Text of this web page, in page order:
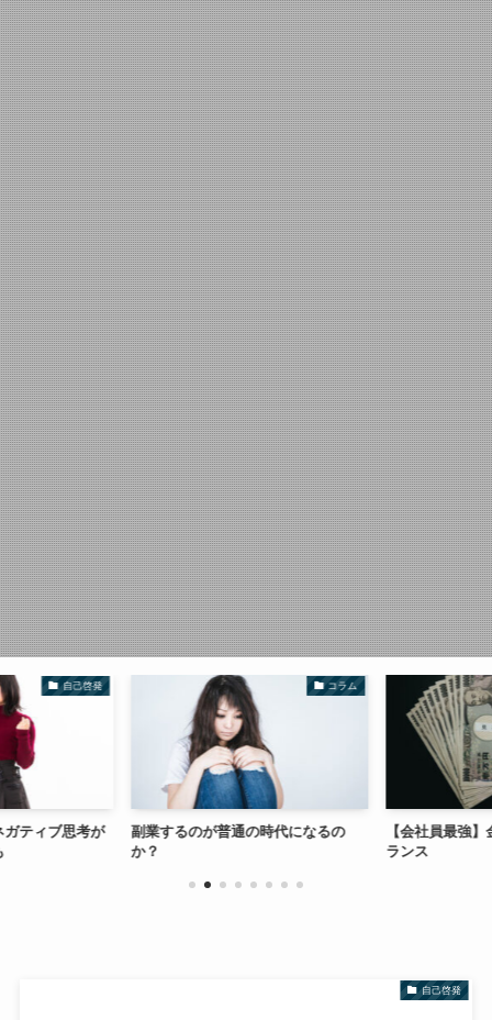
自己啓発
ティブ思考が
コラム
副業するのが普通の時代になるの
か？
【会社員最強】
ランス
自己啓発